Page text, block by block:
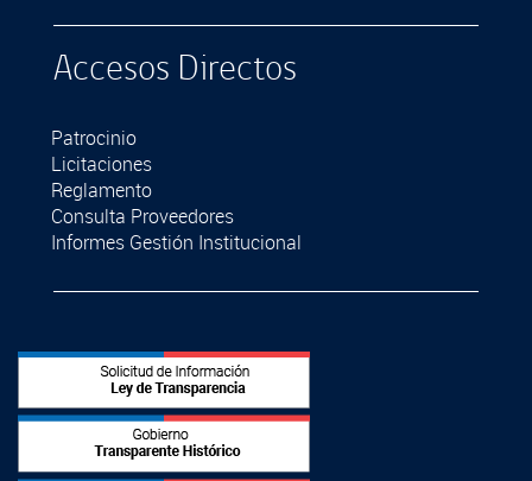
Accesos Directos
Patrocinio
Licitaciones
Reglamento
Consulta Proveedores
Informes Gestión Institucional